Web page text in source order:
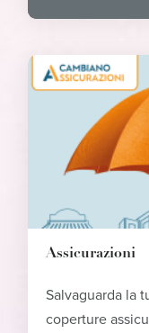
Assicurazioni
Salvaguarda la
coperture